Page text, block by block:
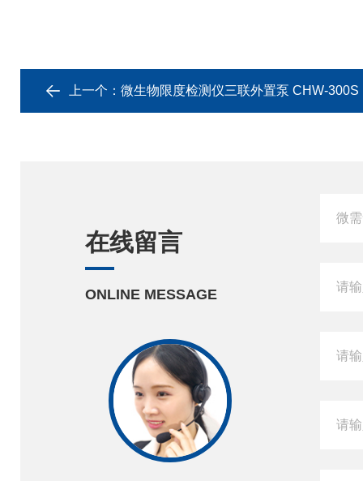
上一个： 微生物限度检测仪三联外置泵 CHW-300S
在线留言
ONLINE MESSAGE